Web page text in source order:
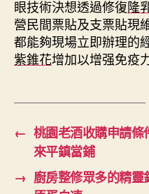
眼技術決想透過修復隆
營民間票貼及支票貼現
都能夠現場立即辦理的
紫錐花增加以增强免疫
← 桃園老酒收購申請
來平鎮當鋪
→ 廚房整修眾多的精